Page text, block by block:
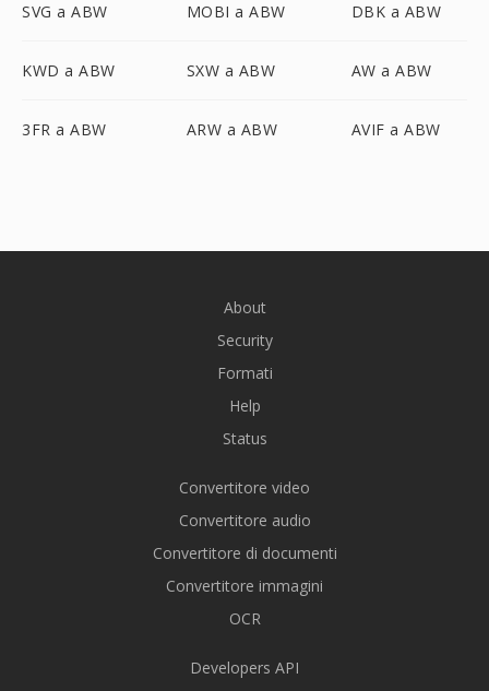
SVG a ABW MOBI a ABW DBK a ABW
KWD a ABW SXW a ABW AW a ABW
3FR a ABW ARW a ABW AVIF a ABW
About
Security
Formati
Help
Status
Convertitore video
Convertitore audio
Convertitore di documenti
Convertitore immagini
OCR
Developers API